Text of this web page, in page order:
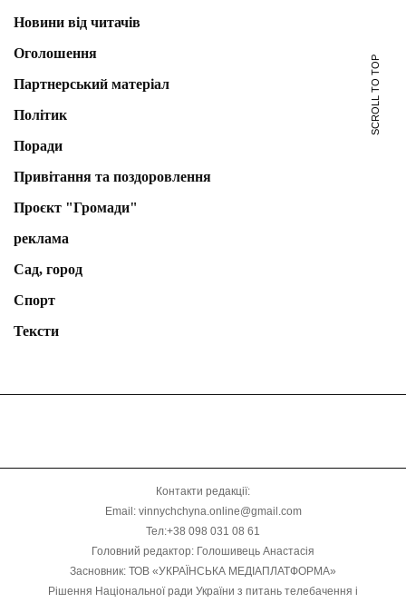
Новини від читачів
Оголошення
Партнерський матеріал
Політик
Поради
Привітання та поздоровлення
Проєкт "Громади"
реклама
Сад, город
Спорт
Тексти
SCROLL TO TOP
Контакти редакції:
Email: vinnychchyna.online@gmail.com
Тел:+38 098 031 08 61
Головний редактор: Голошивець Анастасія
Засновник: ТОВ «УКРАЇНСЬКА МЕДІАПЛАТФОРМА»
Рішення Національної ради України з питань телебачення і